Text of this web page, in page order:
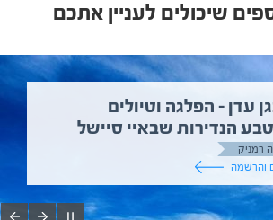
שיכולים לעניין אתכם
עדן – הפלגה וטיולים
הנדירות שבאיי סיישל
רמניק
והרשמה